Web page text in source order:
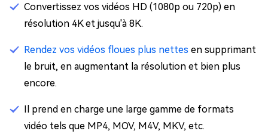
Convertissez vos vidéos HD (1080p ou 720p) en
résolution 4K et jusqu'à 8K.
Rendez vos vidéos floues plus nettes en supprimant
le bruit, en augmentant la résolution et bien plus
encore.
Il prend en charge une large gamme de formats
vidéo tels que MP4, MOV, M4V, MKV, etc.